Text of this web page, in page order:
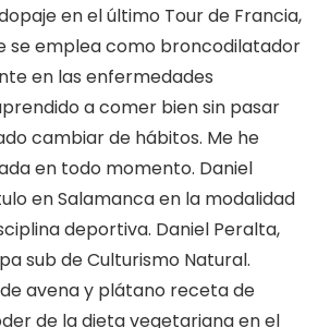
en el último Tour de Francia,
se emplea como broncodilatador
en las enfermedades
a comer bien sin pasar
cambiar de hábitos. Me he
en todo momento. Daniel
en Salamanca en la modalidad
deportiva. Daniel Peralta,
sub de Culturismo Natural.
avena y plátano receta de
de la dieta vegetariana en el